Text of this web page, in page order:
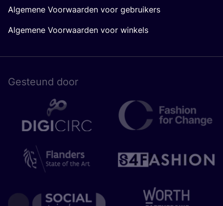
Algemene Voorwaarden voor gebruikers
Algemene Voorwaarden voor winkels
Gesteund door